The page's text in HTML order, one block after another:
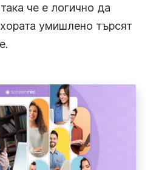
че е логично да
умишлено търсят